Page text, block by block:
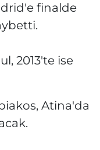
finalde
2013'te ise
Atina'da